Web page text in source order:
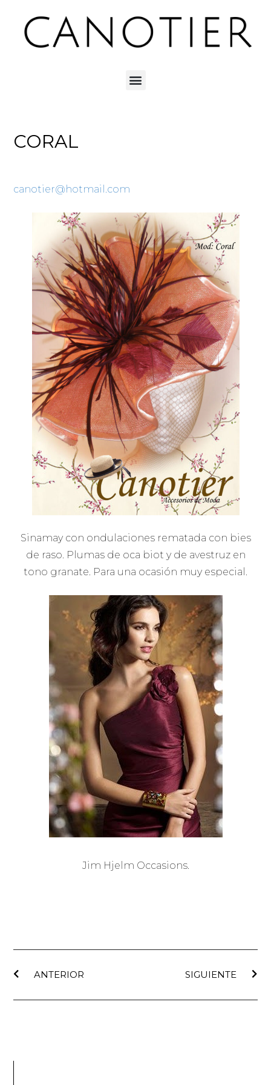
CORAL
canotier@hotmail.com
Sinamay con ondulaciones rematada con bies
de raso. Plumas de oca biot y de avestruz en
tono granate. Para una ocasión muy especial.
Jim Hjelm Occasions.
ANTERIOR SIGUIENTE